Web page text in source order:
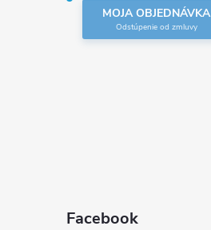
MOJA OBJEDNÁVKA
Facebook